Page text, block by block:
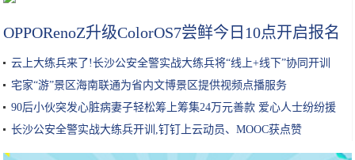
OPPORenoZ升级ColorOS7尝鲜今日10点开启报名
云上大练兵来了!长沙公安全警实战大练兵将“线上+线下”协同开训
宅家“游”景区海南联通为省内文博景区提供视频点播服务
90后小伙突发心脏病妻子轻松筹上筹集24万元善款 爱心人士纷纷援
手
长沙公安全警实战大练兵开训,钉钉上云动员、MOOC获点赞